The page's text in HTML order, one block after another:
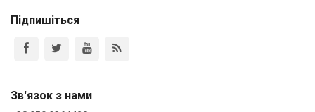
Підпишіться
Зв'язок з нами